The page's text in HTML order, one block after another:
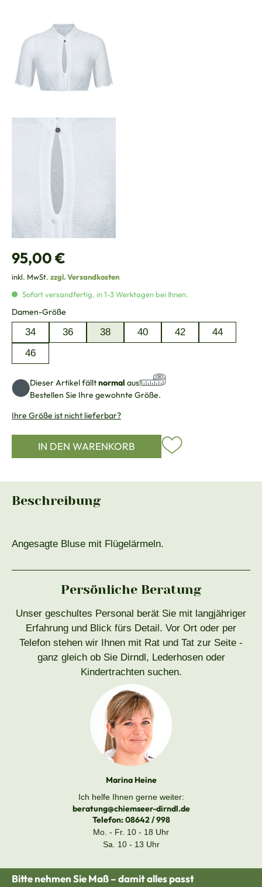
Regulärer Preis:
95,00 €
inkl. MwSt. zzgl. Versandkosten
Sofort versandfertig, in 1-3 Werktagen bei Ihnen.
Damen-Größe
34 36 38 40 42
44
46
Dieser Artikel fälltnormal aus!
Bestellen Sie Ihre gewohnte Größe.
Ihre Größe ist nicht lieferbar?
IN DEN WARENKORB
Beschreibung
Angesagte Bluse mit Flügelärmeln.
Persönliche Beratung
Unser geschultes Personal berät Sie mit langjähriger
Erfahrung und Blick fürs Detail. Vor Ort oder per
Telefon stehen wir Ihnen mit Rat und Tat zur Seite -
ganz gleich ob Sie Dirndl, Lederhosen oder
Kindertrachten suchen.
Marina Heine
Ich helfe Ihnen gerne weiter:
beratung@chiemseer-dirndl.de
Telefon:08642 / 998
Mo. - Fr. 10 - 18 Uhr
Sa. 10 - 13 Uhr
Bitte nehmen Sie Maß – damit alles passt